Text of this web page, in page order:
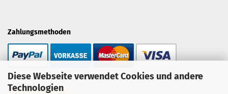
Diese Webseite verwendet Cookies und andere
Technologien
Zahlungsmethoden
Versand: